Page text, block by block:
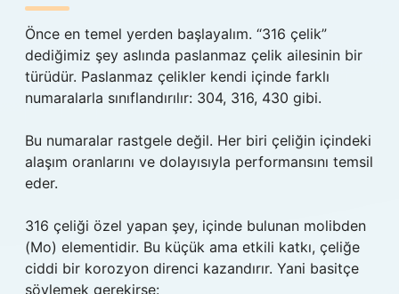
Önce en temel yerden başlayalım. “316 çelik”
dediğimiz şey aslında paslanmaz çelik ailesinin bir
türüdür. Paslanmaz çelikler kendi içinde farklı
numaralarla sınıflandırılır: 304, 316, 430 gibi.
Bu numaralar rastgele değil. Her biri çeliğin içindeki
alaşım oranlarını ve dolayısıyla performansını temsil
eder.
316 çeliği özel yapan şey, içinde bulunan molibden
(Mo) elementidir. Bu küçük ama etkili katkı, çeliğe
ciddi bir korozyon direnci kazandırır. Yani basitçe
söylemek gerekirse: